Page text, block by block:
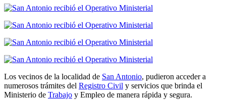
Los vecinos de la localidad de San Antonio, pudieron acceder a
numerosos trámites del Registro Civil y servicios que brinda el
Ministerio de Trabajo y Empleo de manera rápida y segura.